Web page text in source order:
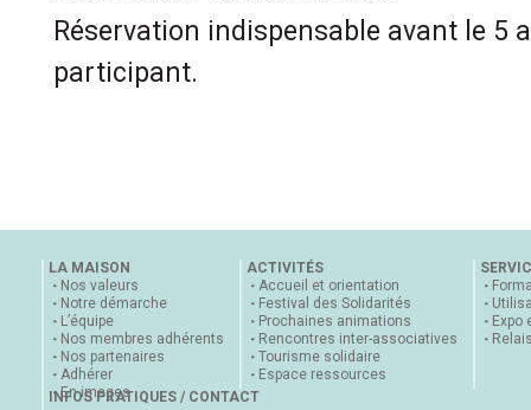
Réservation indispensable avant le 5
participant.
LA MAISON
Nos valeurs
Notre démarche
L’équipe
Nos membres adhérents
Nos partenaires
Adhérer
En images
ACTIVITÉS
Accueil et orientation
Festival des Solidarités
Prochaines animations
Rencontres inter-associatives
Tourisme solidaire
Espace ressources
Expo
INFOS PRATIQUES / CONTACT